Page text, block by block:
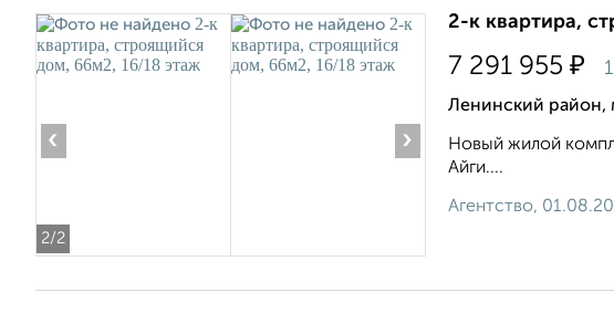
2/2
‹ ›
2-к квартира,
7 291 955 ₽
Ленинский район,
Новый жилой
Айги....
Агентство,